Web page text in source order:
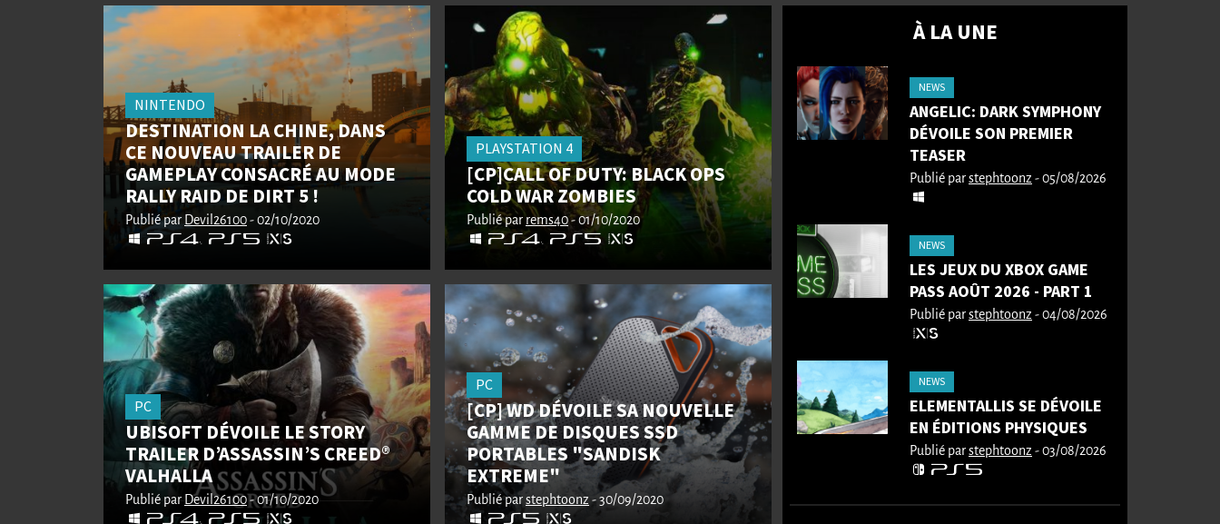
NINTENDO
DESTINATION LA CHINE, DANS
CE NOUVEAU TRAILER DE
GAMEPLAY CONSACRÉ AU MODE
RALLY RAID DE DIRT 5 !
Publié parDevil26100- 02/10/2020
PLAYSTATION 4
[CP]CALL OF DUTY: BLACK OPS
COLD WAR ZOMBIES
Publié par rems40- 01/10/2020
PC
UBISOFT DÉVOILE LE STORY
TRAILER D’ASSASSIN’S CREED®
VALHALLA
Publié par Devil26100- 01/10/2020
PC
[CP] WD DÉVOILE SA NOUVELLE
GAMME DE DISQUES SSD
PORTABLES "SANDISK
EXTREME"
Publié parstephtoonz - 30/09/2020
À LA UNE
NEWS
ANGELIC: DARK SYMPHONY
DÉVOILE SON PREMIER
TEASER
Publié parstephtoonz - 05/08/2026
NEWS
LES JEUX DU XBOX GAME
PASS AOÛT 2026 - PART 1
Publié parstephtoonz - 04/08/2026
NEWS
ELEMENTALLIS SE DÉVOILE
EN ÉDITIONS PHYSIQUES
Publié parstephtoonz - 03/08/2026